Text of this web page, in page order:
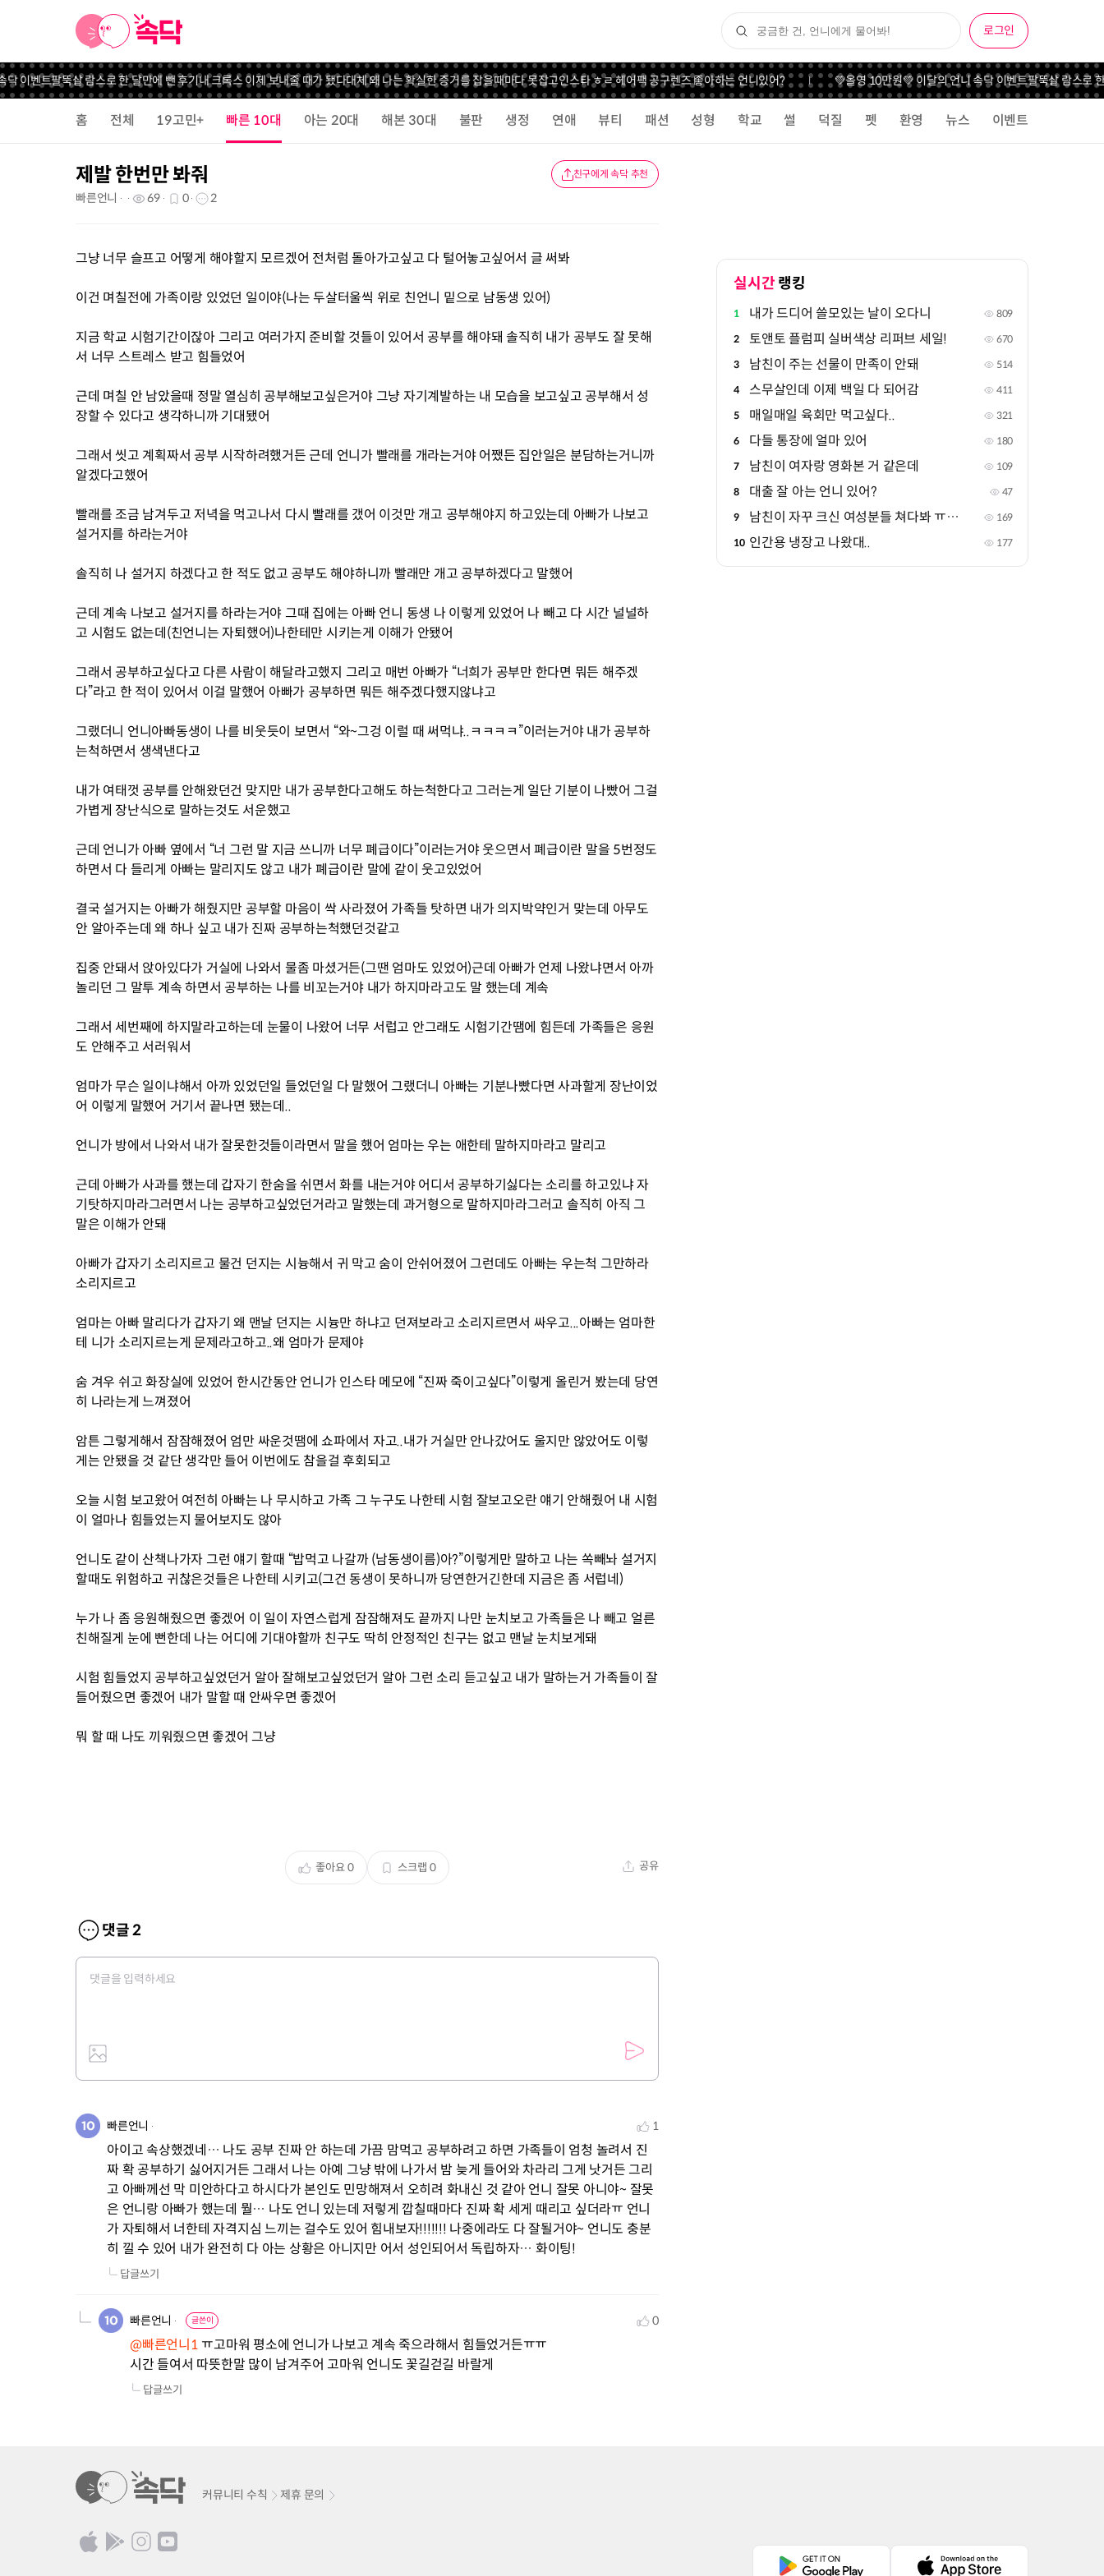
로그인
벤트팔뚝살 람스로 한 달만에 뺀 후기내 크록스 이제 보내줄 때가 됐다대체 왜 나는 확실한 증거를 잡을때마다 못잡고인스타 ㅎㄹ 헤어팩 공구렌즈 좋아하는 언니있어? 💚올영 10만원💚 이달의 언니 속닥 이벤트팔뚝살 람스로 한 달
홈 전체 19고민+ 빠른 10대 아는 20대 해본 30대 불판 생정 연애 뷰티 패션 성형 학교 썰 덕질 펫 환영 뉴스 이벤트
제발 한번만 봐줘 친구에게 속닥 추천
빠른언니 69 0 2
그냥 너무 슬프고 어떻게 해야할지 모르겠어 전처럼 돌아가고싶고 다 털어놓고싶어서 글 써봐
이건 며칠전에 가족이랑 있었던 일이야(나는 두살터울씩 위로 친언니 밑으로 남동생 있어)
지금 학교 시험기간이잖아 그리고 여러가지 준비할 것들이 있어서 공부를 해야돼 솔직히 내가 공부도 잘 못해
서 너무 스트레스 받고 힘들었어
근데 며칠 안 남았을때 정말 열심히 공부해보고싶은거야 그냥 자기계발하는 내 모습을 보고싶고 공부해서 성
장할 수 있다고 생각하니까 기대됐어
그래서 씻고 계획짜서 공부 시작하려했거든 근데 언니가 빨래를 개라는거야 어쨌든 집안일은 분담하는거니까
알겠다고했어
빨래를 조금 남겨두고 저녁을 먹고나서 다시 빨래를 갰어 이것만 개고 공부해야지 하고있는데 아빠가 나보고
설거지를 하라는거야
솔직히 나 설거지 하겠다고 한 적도 없고 공부도 해야하니까 빨래만 개고 공부하겠다고 말했어
근데 계속 나보고 설거지를 하라는거야 그때 집에는 아빠 언니 동생 나 이렇게 있었어 나 빼고 다 시간 널널하
고 시험도 없는데(친언니는 자퇴했어)나한테만 시키는게 이해가 안됐어
그래서 공부하고싶다고 다른 사람이 해달라고했지 그리고 매번 아빠가 “너희가 공부만 한다면 뭐든 해주겠
다”라고 한 적이 있어서 이걸 말했어 아빠가 공부하면 뭐든 해주겠다했지않냐고
그랬더니 언니아빠동생이 나를 비웃듯이 보면서 “와~그겅 이럴 때 써먹냐..ㅋㅋㅋㅋ”이러는거야 내가 공부하
는척하면서 생색낸다고
내가 여태껏 공부를 안해왔던건 맞지만 내가 공부한다고해도 하는척한다고 그러는게 일단 기분이 나빴어 그걸
가볍게 장난식으로 말하는것도 서운했고
근데 언니가 아빠 옆에서 “너 그런 말 지금 쓰니까 너무 폐급이다”이러는거야 웃으면서 폐급이란 말을 5번정도
하면서 다 들리게 아빠는 말리지도 않고 내가 폐급이란 말에 같이 웃고있었어
결국 설거지는 아빠가 해줬지만 공부할 마음이 싹 사라졌어 가족들 탓하면 내가 의지박약인거 맞는데 아무도
안 알아주는데 왜 하나 싶고 내가 진짜 공부하는척했던것같고
집중 안돼서 앉아있다가 거실에 나와서 물좀 마셨거든(그땐 엄마도 있었어)근데 아빠가 언제 나왔냐면서 아까
놀리던 그 말투 계속 하면서 공부하는 나를 비꼬는거야 내가 하지마라고도 말 했는데 계속
그래서 세번째에 하지말라고하는데 눈물이 나왔어 너무 서럽고 안그래도 시험기간땜에 힘든데 가족들은 응원
도 안해주고 서러워서
엄마가 무슨 일이냐해서 아까 있었던일 들었던일 다 말했어 그랬더니 아빠는 기분나빴다면 사과할게 장난이었
어 이렇게 말했어 거기서 끝나면 됐는데..
언니가 방에서 나와서 내가 잘못한것들이라면서 말을 했어 엄마는 우는 애한테 말하지마라고 말리고
근데 아빠가 사과를 했는데 갑자기 한숨을 쉬면서 화를 내는거야 어디서 공부하기싫다는 소리를 하고있냐 자
기탓하지마라그러면서 나는 공부하고싶었던거라고 말했는데 과거형으로 말하지마라그러고 솔직히 아직 그
말은 이해가 안돼
아빠가 갑자기 소리지르고 물건 던지는 시늉해서 귀 막고 숨이 안쉬어졌어 그런데도 아빠는 우는척 그만하라
소리지르고
엄마는 아빠 말리다가 갑자기 왜 맨날 던지는 시늉만 하냐고 던져보라고 소리지르면서 싸우고...아빠는 엄마한
테 니가 소리지르는게 문제라고하고..왜 엄마가 문제야
숨 겨우 쉬고 화장실에 있었어 한시간동안 언니가 인스타 메모에 “진짜 죽이고싶다”이렇게 올린거 봤는데 당연
히 나라는게 느껴졌어
암튼 그렇게해서 잠잠해졌어 엄만 싸운것땜에 쇼파에서 자고..내가 거실만 안나갔어도 울지만 않았어도 이렇
게는 안됐을 것 같단 생각만 들어 이번에도 참을걸 후회되고
오늘 시험 보고왔어 여전히 아빠는 나 무시하고 가족 그 누구도 나한테 시험 잘보고오란 얘기 안해줬어 내 시험
이 얼마나 힘들었는지 물어보지도 않아
언니도 같이 산책나가자 그런 얘기 할때 “밥먹고 나갈까 (남동생이름)아?”이렇게만 말하고 나는 쏙빼놔 설거지
할때도 위험하고 귀찮은것들은 나한테 시키고(그건 동생이 못하니까 당연한거긴한데 지금은 좀 서럽네)
누가 나 좀 응원해줬으면 좋겠어 이 일이 자연스럽게 잠잠해져도 끝까지 나만 눈치보고 가족들은 나 빼고 얼른
친해질게 눈에 뻔한데 나는 어디에 기대야할까 친구도 딱히 안정적인 친구는 없고 맨날 눈치보게돼
시험 힘들었지 공부하고싶었던거 알아 잘해보고싶었던거 알아 그런 소리 듣고싶고 내가 말하는거 가족들이 잘
들어줬으면 좋겠어 내가 말할 때 안싸우면 좋겠어
뭐 할 때 나도 끼워줬으면 좋겠어 그냥
좋아요0 스크랩 0 공유
댓글2
빠른언니 1
아이고 속상했겠네… 나도 공부 진짜 안 하는데 가끔 맘먹고 공부하려고 하면 가족들이 엄청 놀려서 진
짜 확 공부하기 싫어지거든 그래서 나는 아예 그냥 밖에 나가서 밤 늦게 들어와 차라리 그게 낫거든 그리
고 아빠께선 막 미안하다고 하시다가 본인도 민망해져서 오히려 화내신 것 같아 언니 잘못 아니야~ 잘못
은 언니랑 아빠가 했는데 뭘… 나도 언니 있는데 저렇게 깝칠때마다 진짜 확 세게 때리고 싶더라ㅠ 언니
가 자퇴해서 너한테 자격지심 느끼는 걸수도 있어 힘내보자!!!!!!! 나중에라도 다 잘될거야~ 언니도 충분
히 낄 수 있어 내가 완전히 다 아는 상황은 아니지만 어서 성인되어서 독립하자… 화이팅!
답글쓰기
빠른언니 글쓴이 0
@빠른언니1 ㅠ고마워 평소에 언니가 나보고 계속 죽으라해서 힘들었거든ㅠㅠ
시간 들여서 따뜻한말 많이 남겨주어 고마워 언니도 꽃길걷길 바랄게
답글쓰기
실시간 랭킹
1 내가 드디어 쓸모있는 날이 오다니 809
2 토앤토 플럼피 실버색상 리퍼브 세일! 670
3 남친이 주는 선물이 만족이 안돼 514
4 스무살인데 이제 백일 다 되어감 411
5 매일매일 육회만 먹고싶다.. 321
6 다들 통장에 얼마 있어 180
7 남친이 여자랑 영화본 거 같은데 109
8 대출 잘 아는 언니 있어? 47
9 남친이 자꾸 크신 여성분들 쳐다봐 ㅠㅠㅠ 169
10 인간용 냉장고 나왔대.. 177
커뮤니티 수칙 제휴 문의